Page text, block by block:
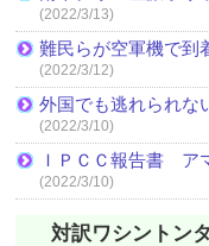
(2022/3/13)
難民らが空軍機で
(2022/3/12)
外国でも逃れられな
(2022/3/10)
ＩＰＣＣ報告書 ア
(2022/3/10)
対訳ワシントン